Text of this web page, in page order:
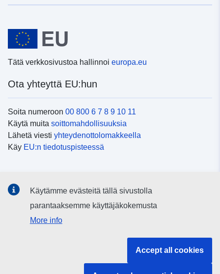
Tätä verkkosivustoa hallinnoi europa.eu
Ota yhteyttä EU:hun
Soita numeroon 00 800 6 7 8 9 10 11
Käytä muita soittomahdollisuuksia
Lähetä viesti yhteydenottolomakkeella
Käy EU:n tiedotuspisteessä
sosiaalisessa mediassa
EU:n toimielimet ja muut elimet
Käytämme evästeitä tällä sivustolla
parantaaksemme käyttäjäkokemusta
More info
Accept all cookies